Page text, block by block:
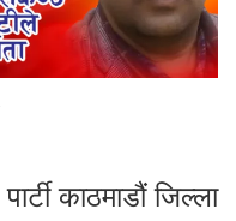
काठमाडौं जिल्ला